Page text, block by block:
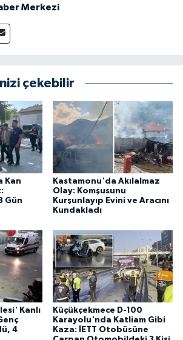
Merkezi
çekebilir
Kan
Gün
Kastamonu'da Akılalmaz
Olay: Komşusunu
Kurşunlayıp Evini ve Aracını
Kundakladı
Kanlı
4
Küçükçekmece D-100
Karayolu'nda Katliam Gibi
Kaza: İETT Otobüsüne